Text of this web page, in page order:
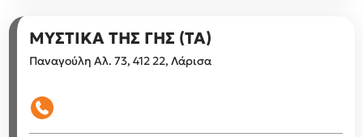
ΜΥΣΤΙΚΑ ΤΗΣ ΓΗΣ (ΤΑ)
Παναγούλη Αλ. 73, 412 22, Λάρισα